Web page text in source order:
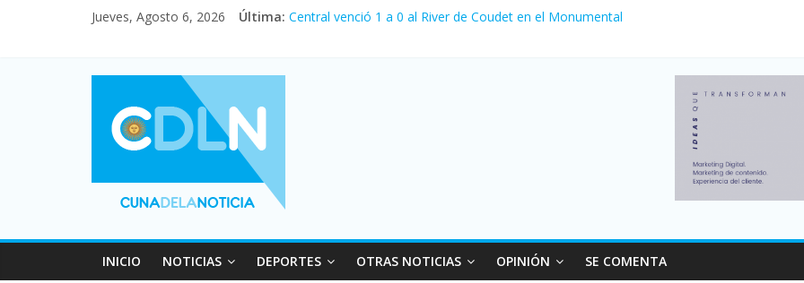
Jueves, Agosto 6, 2026 Última: Central venció 1 a 0 al River de Coudet en el Monumental
Vacaciones de invierno con más movimiento y consumo turístico: 4,6 millones de
Fuerte caída de la venta de autos usados en julio: bajó un 12,6% interanual
INICIO NOTICIAS DEPORTES OTRAS NOTICIAS OPINIÓN SE COMENTA